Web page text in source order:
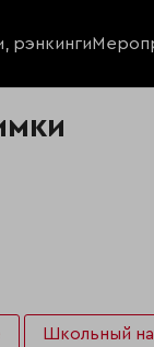
рэнкинги
Школьный